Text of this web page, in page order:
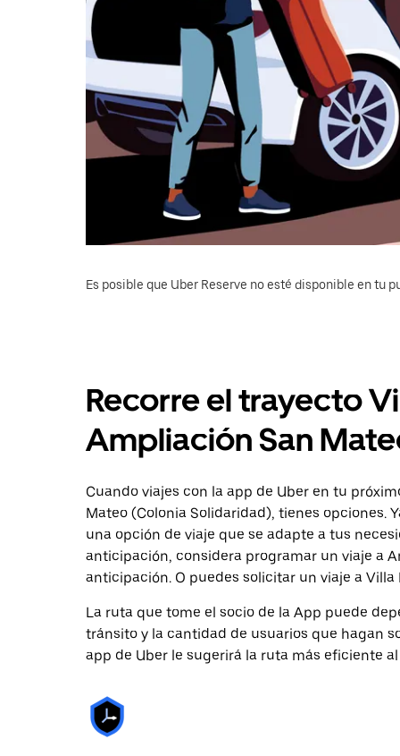
Es posible que Uber Reserve no esté disponible en tu
Recorre el trayecto
Ampliación San
Cuando viajes con la app de Uber en tu
Mateo (Colonia Solidaridad), tienes opciones.
una opción de viaje que se adapte a tus
anticipación, considera programar un viaje a
anticipación. O puedes solicitar un viaje a Villa
La ruta que tome el socio de la App puede
tránsito y la cantidad de usuarios que hagan
app de Uber le sugerirá la ruta más eficiente